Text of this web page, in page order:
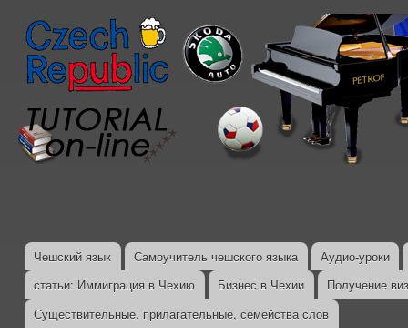
Главное меню
Чешский язык Самоучитель чешского языка
Аудио-уроки
статьи: Иммиграция в Чехию
Бизнес в Чехии
Получение
Существительные, прилагательные, семейства слов